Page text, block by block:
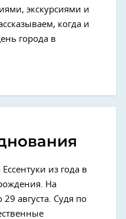
экскурсиями и
когда и
города в
из года в
На
августа. Судя по